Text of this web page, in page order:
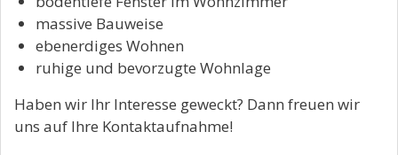
massive Bauweise
ebenerdiges Wohnen
ruhige und bevorzugte Wohnlage
Haben wir Ihr Interesse geweckt? Dann freuen wir
uns auf Ihre Kontaktaufnahme!